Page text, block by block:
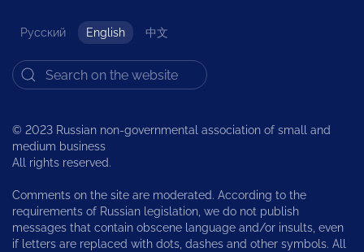
Русский English 中文
© 2023 Russian non-governmental association of small and
medium business
All rights reserved.
Comments on the site are moderated. According to the
requirements of Russian legislation, we do not publish
messages that contain obscene language and/or insults, even
if letters are replaced with dots, dashes and other symbols. All